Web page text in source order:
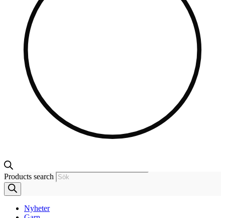
Products search
Nyheter